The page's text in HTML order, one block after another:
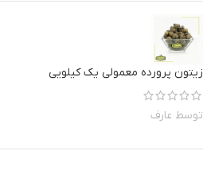
زیتون پرورده معمولی یک کیلویی
توسط عارف